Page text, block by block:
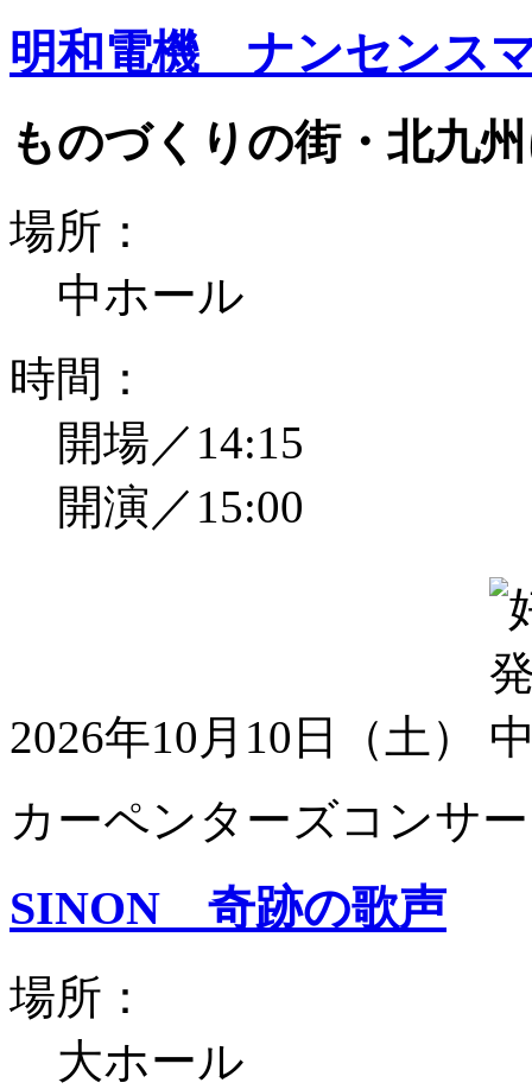
明和電機 ナンセンス
ものづくりの街・北九
場所：
中ホール
時間：
開場／14:15
開演／15:00
2026年10月10日（土）
カーペンターズコンサ
SINON 奇跡の歌声
場所：
大ホール